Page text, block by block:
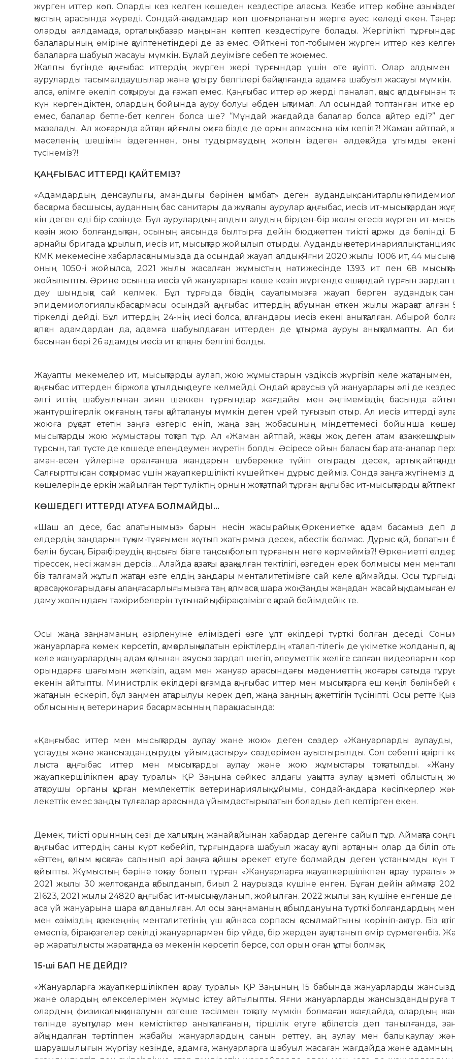
жүрген иттер көп. Оларды кез келген көшеден кездестіре ала­сыз. Кезбе иттер көбіне азық
қыстың арасында жүреді. Сондай-ақ адам­дар көп шоғырланатын жерге әуес келе­ді екен.
оларды аялдамада, орталық базар маңынан көптеп кездестіруге болады. Жергілікті
бала­ларының өміріне қауіптенетіндері де аз емес. Өйткені топ-тобымен жүрген иттер кез келген
балаларға шабуыл жасауы мүмкін. Бұлай деуімізге себеп те жоқ емес.
Жалпы бүгінде қаңғыбас иттердің жүрген жері тұрғындар үшін өте қауіпті. Олар алдымен
ауруларды тасымалдаушылар және құтыру белгілері байқалғанда адамға шабуыл жасауы мүмкін.
алса, өлімге әкеліп соқтыруы да ғажап емес. Қаңғыбас иттер әр жерді паналап, қоқыс қалдығынан
күн көргендіктен, олардың бойында ауру болуы әбден ықтимал. Ал осындай топтанған итке
емес, балалар бетпе-бет кел­ген болса ше? “Мұндай жағдайда балалар болса қайтер еді?”
мазалады. Ал жоғарыда айтқан қайғылы оқиға бізде де орын алмасына кім кепіл?! Жаман айтпай,
мәселенің шешімін іздегеннен, оны тудырмаудың жолын іздеген әлдеқайда ұтымды
түсінеміз?!
ҚАҢҒЫБАС ИТТЕРДІ ҚАЙТЕМІЗ?
«Адамдардың денсаулығы, амандығы бә­рінен қымбат» деген аудандық санитарлық-
басқарма басшысы, ау­данның бас санитары да жұқпалы аурулар қаңғыбас, иесіз ит-мысықтардан
кін деген еді бір сөзінде. Бұл аурулардың алдын алудың бірден-бір жолы егесіз жүрген ит-
көзін жою болғандықтан, осының аясында былтырға дейін бюджеттен тиісті қаржы да бөлінді.
арнайы бригада құрылып, иесіз ит, мысықтар жойылып отырды. Аудандық ветеринариялық
КМК мекемесіне хабар­лас­қанымызда да осындай жауап алдық. Яғни 2020 жылы 1006 ит, 44 мысық
оның 1050-і жойылса, 2021 жылы жасалған жұмыстың нәтижесінде 1393 ит пен 68
жойылыпты. Әрине осынша иесіз үй жануарлары көше кезіп жүргенде ешқандай тұрғын зардап
деу шындыққа сай келмек. Бұл тұрғыда біздің сауалымызға жауап берген аудандық
эпидемиологиялық басқармасы осындай қаңғыбас иттердің қабуынан өткен жылы жарақат алған
тіркелді дейді. Бұл иттердің 24-нің иесі болса, қалғандары иесіз екені анықталған. Абырой
қапқан адамдардан да, адамға шабуылдаған иттерден де құтырма ауруы анықталмапты. Ал
басынан бері 26 адамды иесіз ит қапқаны белгілі болды.
Жауапты мекемелер ит, мысықтарды ау­лап, жою жұмыстарын үздіксіз жүргізіп келе жатқанымен,
қаңғыбас иттерден біржола құтылдық деуге келмейді. Ондай қараусыз үй жануарлары әлі де
әлгі иттің шабуылынан зиян шеккен тұрғындар жағдайы мен әңгімеміздің басында
жантүршігерлік оқиғаның тағы қайталануы мүмкін деген үрей туғызып отыр. Ал иесіз иттерді
жоюға рұқ­сат ететін заңға өзгеріс еніп, жаңа заң жобасының міндеттемесі бойынша
мысықтарды жою жұмыстары тоқтап тұр. Ал «Жаман айтпай, жақсы жоқ» деген атам қазақ
тұрсын, тал түсте де көшеде елеңдеумен жүретін болды. Әсіресе ойын баласы бар ата-аналар
аман-есен үйлеріне оралғанша жандарын шүберекке түйіп отырады десек, артық
Салғырттық сан соқтырмас үшін жауапкершілікті күшейткен дұрыс дейміз. Сонда заңға жүгінеміз
көшелерінде еркін жайылған төрт түліктің орнын жоқтатпай тұрған қаңғыбас ит-мысықтарды
КӨШЕДЕГІ ИТТЕРДІ АТУҒА БОЛМАЙДЫ…
«Шаш ал десе, бас алатынымыз» барын несін жасырайық. Өркениетке қадам басамыз деп
елдердің заңдарын тұқым-тұяғымен жұтып жатырмыз десек, әбестік болмас. Дұрыс қой, болатын
белін бусаң. Бірақ біреудің қаңсығы бізге таңсық болып тұрғанын неге көрмейміз?! Өркениетті
тірессек, несі жаман дерсіз… Алайда қазақты қазақ қылған тектілігі, өзгеден ерек болмысы мен
біз талғамай жұтып жатқан өзге елдің заңдары менталитетімізге сай келе қоймайды. Осы
қарасақ, жоғарыдағы алаңғасарлығымызға таң қалмасқа шара жоқ. Заңды жаңадан жасайық, дамыған
даму жолындағы тәжірибелерін тұтынайық, бірақ өзімізге қарай бейімдейік те.
Осы жаңа заңнаманың әзірленуіне еліміз­дегі өзге ұлт өкілдері түрткі болған деседі.
жануарларға көмек көрсетіп, қамқорлық қылатын еріктілердің «талап-тілегі» де үкіметке жолданып,
келе жануарлардың адам қолынан аяусыз зардап шегіп, әлеуметтік желіге салған видеоларын
орындарға шағымын жеткізіп, адам мен жануар арасындағы мәдениеттің жоғары сатыда
екенін айтыпты. Министрлік өкілдері қоғамда қаңғыбас иттер мен мысықтарға еш көңіл бөлінбей
жатқанын ескеріп, бұл заңмен атқарылуы керек деп, жаңа заңның қажеттігін түсініпті. Осы ретте
облысының ветеринария басқармасының парақшасында:
«Қаңғыбас иттер мен мысықтарды аулау және жою» деген сөздер «Жануарларды ау­лауды,
ұстауды және жансыздан­­дыруды ұйымдастыру» сөздерімен ауыс­­ты­рылды. Сол себепті қазіргі
лыста қаң­ғыбас иттер мен мысықтарды ау­лау және жою жұмыстары тоқтатылды.
жауапкершілікпен қарау ту­ралы» ҚР Заңына сәйкес алдағы уақытта ау­лау қызметі об­лыс­тың
атқарушы органы құрған мемлекеттік ветеринариялық ұйы­мы, сондай-ақ дара кәсіпкерлер
лекеттік емес заңды тұлғалар арасында ұйым­дас­ты­ры­ла­тын болады» деп келтірген екен.
Демек, тиісті орынның сөзі де халықтың жанайқайынан хабардар дегенге сайып тұр. Аймақта соңғы
қаңғыбас ит­тердің саны күрт көбейіп, тұрғындарға шабуыл жа­сау қаупі артқанын олар да біліп
«Әттең, қолым қысқаға» салынып әрі заңға қайшы әрекет етуге болмайды деген ұстанымды күн
қойыпты. Жұмыстың бәріне тоқтау болып тұрған «Жануарларға жауапкершілікпен қарау туралы»
2021 жылы 30 желтоқсанда қабылданып, биыл 2 наурызда күшіне енген. Бұған дейін аймақта
21623, 2021 жылы 24820 қаңғыбас ит-мысық ауланып, жойылған. 2022 жылы заң күшіне енгенше
аса үй жануарына шара қолданылған. Ал осы заңнаманың қабылдануына түрткі бол­ғандардың
мен өзіміздің қа­зекеңнің менталитетінің үш қайнаса сор­пасы қосылмайтыны көрініп-ақ тұр. Біз
емеспіз, бірақ өзгелер се­кілді жануарлармен бір үйде, бір жерден ауқаттанып өмір сүрмегенбіз.
әр жаратылысты жаратқанда өз мекенін көр­сетіп берсе, сол орын оған құтты болмақ.
15-ші БАП НЕ ДЕЙДІ?
«Жануарларға жауапкершілікпен қа­рау туралы» ҚР Заңының 15 бабында жануар­лар­ды
және олардың өлек­­селерімен жұмыс істеу айтылыпты. Яғ­ни жануарларды жансыздандыруға
олардың физикалық қиналуын өзгеше тә­сілмен тоқтату мүмкін болмаған жағ­дай­да, олардың
төлінде ауытқу­лар мен кемістіктер анықталғанын, тір­­шілік етуге қабілетсіз деп танылғанда,
айқындалған тәртіппен жабайы жа­нуар­лардың санын реттеу, аң аулау мен ба­лық аулау
шаруашылығын жүргізу кезінде, адамға, жануарларға шабуыл жасаған жағдайда және адамның